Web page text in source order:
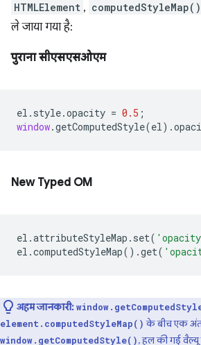
HTMLElement , computedStyleMap()
ले जाया गया है:
पुराना सीएसएसओएम
el . style.opacity = 0.5 ;
window.getComputedStyle(el).
New Typed OM
el .attributeStyleMap . set(
el .computedStyleMap().get(
अहम जानकारी:
element.computedStyleMap() के बीच एक
window.getComputedStyle(), हल की गई वैल्यू